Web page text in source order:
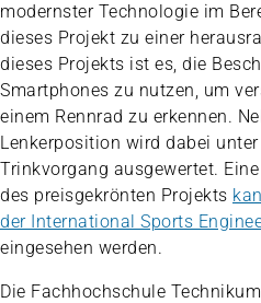
modernster Technologie im
dieses Projekt zu einer
dieses Projekts ist es, die
Smartphones zu nutzen, um
einem Rennrad zu erkennen.
Lenkerposition wird dabei
Trinkvorgang ausgewertet.
des preisgekrönten Projekts
der International Sports
eingesehen werden.
Die Fachhochschule